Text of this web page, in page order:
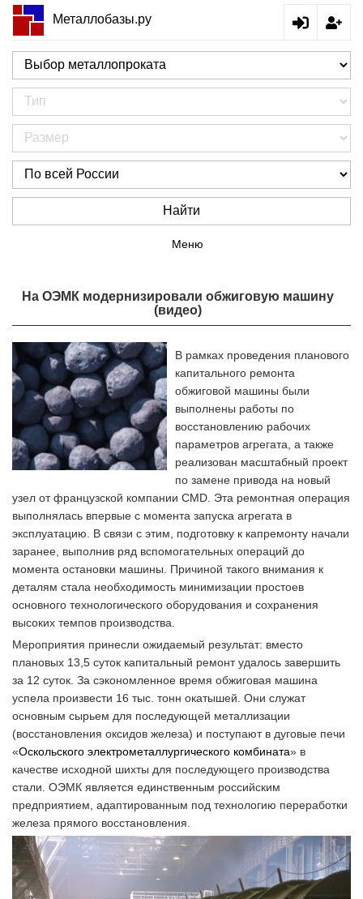
Металлобазы.ру
Найти
Меню
На ОЭМК модернизировали обжиговую машину
(видео)
В рамках проведения планового
капитального ремонта
обжиговой машины были
выполнены работы по
восстановлению рабочих
параметров агрегата, а также
реализован масштабный проект
по замене привода на новый
узел от французской компании CMD. Эта ремонтная операция
выполнялась впервые с момента запуска агрегата в
эксплуатацию. В связи с этим, подготовку к капремонту начали
заранее, выполнив ряд вспомогательных операций до
момента остановки машины. Причиной такого внимания к
деталям стала необходимость минимизации простоев
основного технологического оборудования и сохранения
высоких темпов производства.
Мероприятия принесли ожидаемый результат: вместо
плановых 13,5 суток капитальный ремонт удалось завершить
за 12 суток. За сэкономленное время обжиговая машина
успела произвести 16 тыс. тонн окатышей. Они служат
основным сырьем для последующей металлизации
(восстановления оксидов железа) и поступают в дуговые печи
«Оскольского электрометаллургического комбината» в
качестве исходной шихты для последующего производства
стали. ОЭМК является единственным российским
предприятием, адаптированным под технологию переработки
железа прямого восстановления.